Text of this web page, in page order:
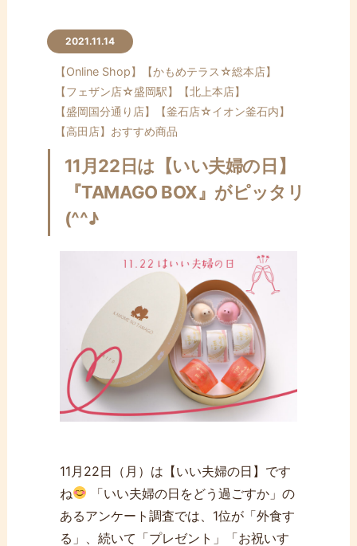
2021.11.14
【Online Shop】
【かもめテラス☆総本店】
【フェザン店☆盛岡駅】
【北上本店】
【盛岡国分通り店】
【釜石店☆イオン釜石内】
【高田店】 おすすめ商品
11月22日は【いい夫婦の日】
『TAMAGO BOX』がピッタリ
(^^♪
11月22日（月）は【いい夫婦の日】です
ね
「いい夫婦の日をどう過ごすか」の
あるアンケート調査では、1位が「外食す
る」、続いて「プレゼント」「お祝いす